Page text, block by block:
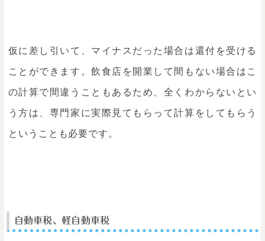
仮に差し引いて、マイナスだった場合は還付を受ける
ことができます。飲食店を開業して間もない場合はこ
の計算で間違うこともあるため、全くわからないとい
う方は、専門家に実際見てもらって計算をしてもらう
ということも必要です。
自動車税、軽自動車税